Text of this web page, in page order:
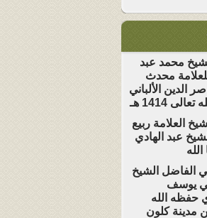
محمد عبد
محدث
الدين الألباني
1414 هـ
العلامة ربيع
عبد الهادي
الفاضل الشيخ
يوسف
حفظه الله
مدينة كلون